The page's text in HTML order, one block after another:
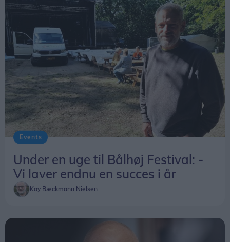
Events
Under en uge til Bålhøj Festival: -
Vi laver endnu en succes i år
Kay Bæckmann Nielsen